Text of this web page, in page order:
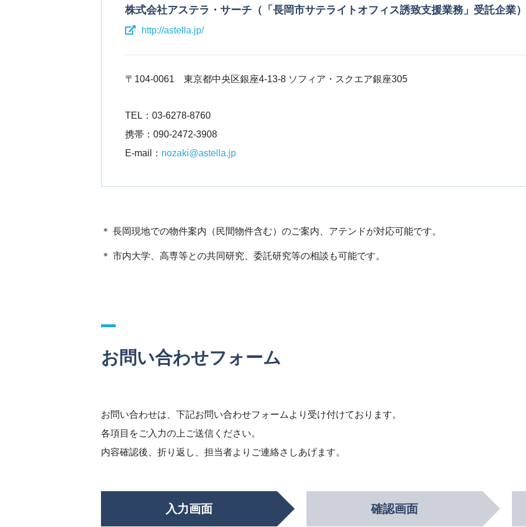
株式会社アステラ・サーチ（「長岡市サテライトオフィス誘致支援業務」受託企業）
http://astella.jp/
〒104-0061 東京都中央区銀座4-13-8 ソフィア・スクエア銀座305
TEL： 03-6278-8760
携帯： 090-2472-3908
E-mail： nozaki@astella.jp
＊ 長岡現地での物件案内（民間物件含む）のご案内、アテンドが対応可能です。
＊ 市内大学、高専等との共同研究、委託研究等の相談も可能です。
お問い合わせフォーム
お問い合わせは、下記お問い合わせフォームより受け付けております。
各項目をご入力の上ご送信ください。
内容確認後、折り返し、担当者よりご連絡さしあげます。
入力画面 確認画面